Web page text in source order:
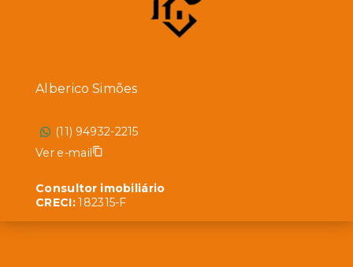
Alberico Simões
(11) 94932-2215
Ver e-mail
Consultor imobiliário
CRECI:182315-F